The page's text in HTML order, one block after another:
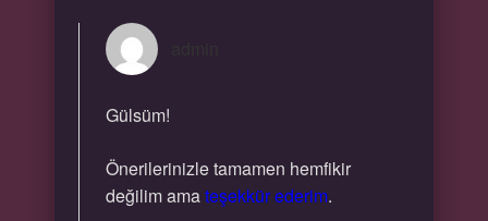
Gülsüm!
Önerilerinizle tamamen hemfikir
değilim amateşekkür ederim.